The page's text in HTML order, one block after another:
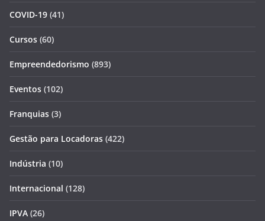
COVID-19 (41)
Cursos (60)
Empreendedorismo (893)
Eventos (102)
Franquias (3)
Gestão para Locadoras (422)
Indústria (10)
Internacional (128)
IPVA (26)